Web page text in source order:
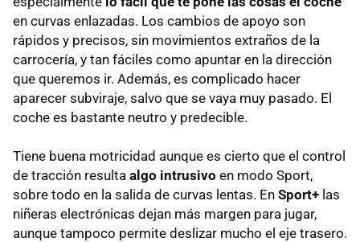
en curvas enlazadas. Los cambios de apoyo son
rápidos y precisos, sin movimientos extraños de la
carrocería, y tan fáciles como apuntar en la dirección
que queremos ir. Además, es complicado hacer
aparecer subviraje, salvo que se vaya muy pasado. El
coche es bastante neutro y predecible.
Tiene buena motricidad aunque es cierto que el control
de tracción resulta algo intrusivo en modo Sport,
sobre todo en la salida de curvas lentas. En Sport+ las
niñeras electrónicas dejan más margen para jugar,
aunque tampoco permite deslizar mucho el eje trasero.